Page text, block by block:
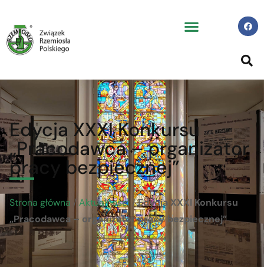
Edycja XXXI Konkursu
„Pracodawca – organizator
pracy bezpiecznej”
Strona główna / Aktualności /Edycja XXXI Konkursu
„Pracodawca – organizator pracy bezpiecznej”